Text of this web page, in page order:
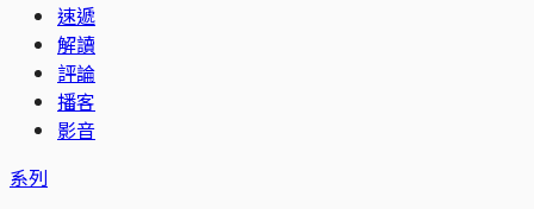
速遞
解讀
評論
播客
影音
系列